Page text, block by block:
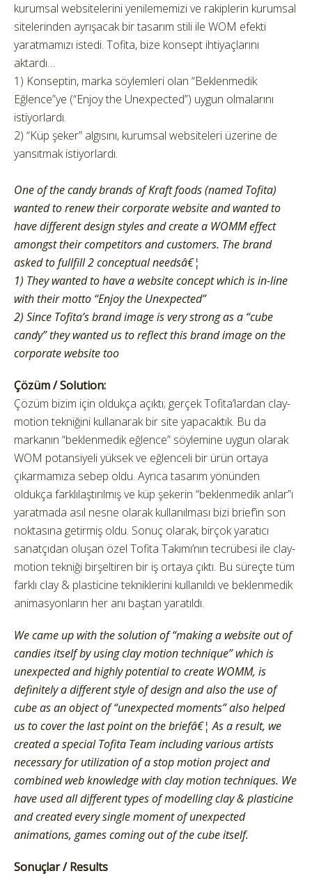
kurumsal websitelerini yenilememizi ve rakiplerin kurumsal
sitelerinden ayrışacak bir tasarım stili ile WOM efekti
yaratmamızı istedi. Tofita, bize konsept ihtiyaçlarını
aktardı…
1) Konseptin, marka söylemleri olan “Beklenmedik
Eğlence”ye (“Enjoy the Unexpected”) uygun olmalarını
istiyorlardı.
2) “Küp şeker” algısını, kurumsal websiteleri üzerine de
yansıtmak istiyorlardı.
One of the candy brands of Kraft foods (named Tofita)
wanted to renew their corporate website and wanted to
have different design styles and create a WOMM effect
amongst their competitors and customers. The brand
asked to fullfill 2 conceptual needsâ€¦
1) They wanted to have a website concept which is in-line
with their motto “Enjoy the Unexpected”
2) Since Tofita’s brand image is very strong as a “cube
candy” they wanted us to reflect this brand image on the
corporate website too
Çözüm / Solution:
Çözüm bizim için oldukça açıktı; gerçek Tofita’lardan clay-
motion tekniğini kullanarak bir site yapacaktık. Bu da
markanın “beklenmedik eğlence” söylemine uygun olarak
WOM potansiyeli yüksek ve eğlenceli bir ürün ortaya
çıkarmamıza sebep oldu. Ayrıca tasarım yönünden
oldukça farklılaştırılmış ve küp şekerin “beklenmedik anlar”ı
yaratmada asıl nesne olarak kullanılması bizi brief’in son
noktasına getirmiş oldu. Sonuç olarak, birçok yaratıcı
sanatçıdan oluşan özel Tofita Takımı’nın tecrübesi ile clay-
motion tekniği birşeltiren bir iş ortaya çıktı. Bu süreçte tüm
farklı clay & plasticine tekniklerini kullanıldı ve beklenmedik
animasyonların her anı baştan yaratıldı.
We came up with the solution of “making a website out of
candies itself by using clay motion technique” which is
unexpected and highly potential to create WOMM, is
definitely a different style of design and also the use of
cube as an object of “unexpected moments” also helped
us to cover the last point on the briefâ€¦ As a result, we
created a special Tofita Team including various artists
necessary for utilization of a stop motion project and
combined web knowledge with clay motion techniques. We
have used all different types of modelling clay & plasticine
and created every single moment of unexpected
animations, games coming out of the cube itself.
Sonuçlar / Results